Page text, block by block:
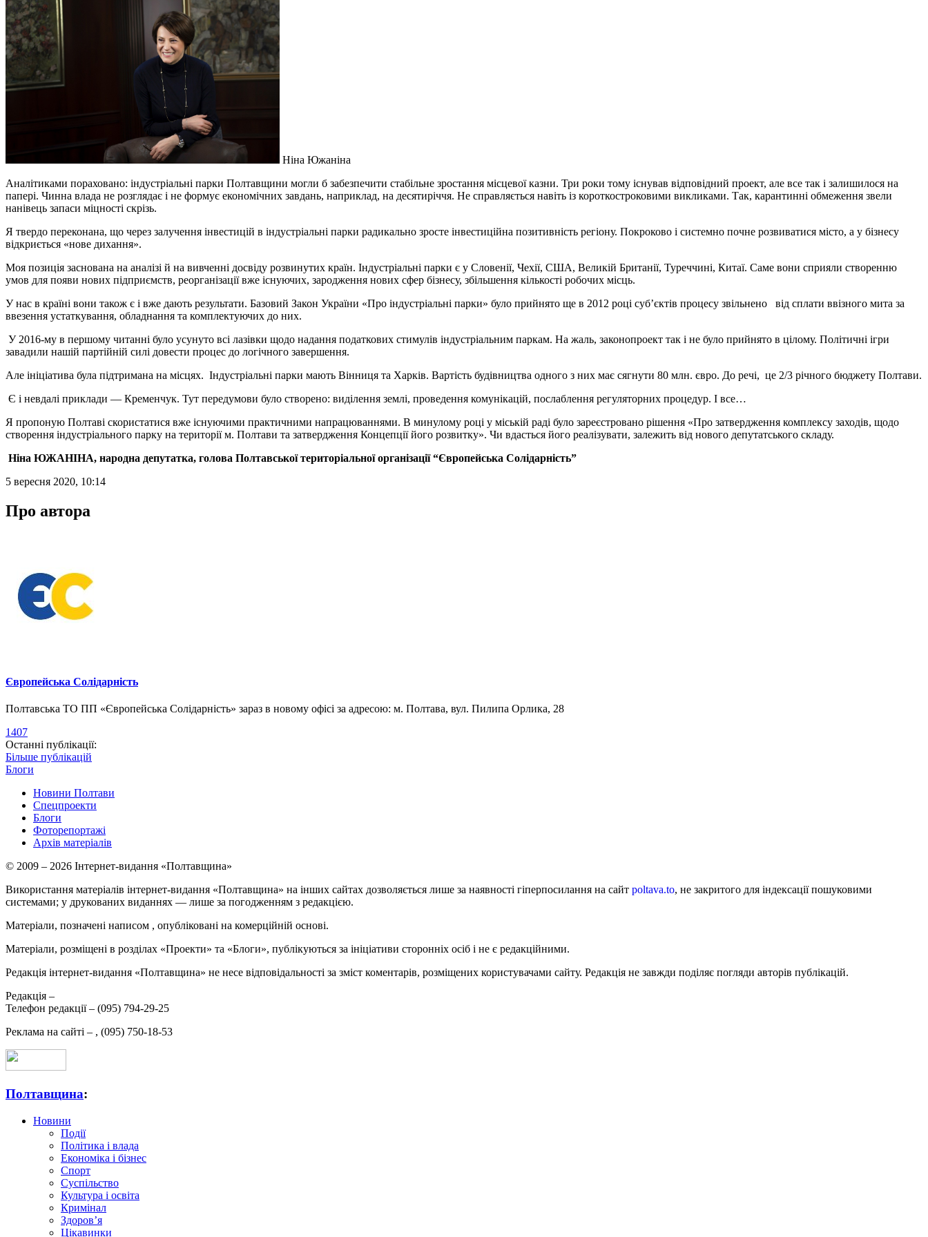
Ніна Южаніна
Аналітиками пораховано: індустріальні парки Полтавщини могли б забезпечити стабільне зростання місцевої казни. Три роки тому існував відповідний проект, але все так і залишилося на
папері. Чинна влада не розглядає і не формує економічних завдань, наприклад, на десятиріччя. Не справляється навіть із короткостроковими викликами. Так, карантинні обмеження звели
нанівець запаси міцності скрізь.
Я твердо переконана, що через залучення інвестицій в індустріальні парки радикально зросте інвестиційна позитивність регіону. Покроково і системно почне розвиватися місто, а у бізнесу
відкриється «нове дихання».
Моя позиція заснована на аналізі й на вивченні досвіду розвинутих країн. Індустріальні парки є у Словенії, Чехії, США, Великій Британії, Туреччині, Китаї. Саме вони сприяли створенню
умов для появи нових підприємств, реорганізації вже існуючих, зародження нових сфер бізнесу, збільшення кількості робочих місць.
У нас в країні вони також є і вже дають результати. Базовий Закон України «Про індустріальні парки» було прийнято ще в 2012 році суб’єктів процесу звільнено від сплати ввізного мита за
ввезення устаткування, обладнання та комплектуючих до них.
У 2016-му в першому читанні було усунуто всі лазівки щодо надання податкових стимулів індустріальним паркам. На жаль, законопроект так і не було прийнято в цілому. Політичні ігри
завадили нашій партійній силі довести процес до логічного завершення.
Але ініціатива була підтримана на місцях. Індустріальні парки мають Вінниця та Харків. Вартість будівництва одного з них має сягнути 80 млн. євро. До речі, це 2/3 річного бюджету Полтави.
Є і невдалі приклади — Кременчук. Тут передумови було створено: виділення землі, проведення комунікацій, послаблення регуляторних процедур. І все…
Я пропоную Полтаві скористатися вже існуючими практичними напрацюваннями. В минулому році у міській раді було зареєстровано рішення «Про затвердження комплексу заходів, щодо
створення індустріального парку на території м. Полтави та затвердження Концепції його розвитку». Чи вдасться його реалізувати, залежить від нового депутатського складу.
Ніна ЮЖАНІНА, народна депутатка, голова Полтавської територіальної організації “Європейська Солідарність”
5 вересня 2020, 10:14
Про автора
Європейська Солідарність
Полтавська ТО ПП «Європейська Солідарність» зараз в новому офісі за адресою: м. Полтава, вул. Пилипа Орлика, 28
1407
Останні публікації:
Більше публікацій
Блоги
Новини Полтави
Спецпроекти
Блоги
Фоторепортажі
Архів матеріалів
© 2009 – 2026 Інтернет-видання «Полтавщина»
Використання матеріалів інтернет-видання «Полтавщина» на інших сайтах дозволяється лише за наявності гіперпосилання на сайт poltava.to, не закритого для індексації пошуковими
системами; у друкованих виданнях — лише за погодженням з редакцією.
Матеріали, позначені написом , опубліковані на комерційній основі.
Матеріали, розміщені в розділах «Проекти» та «Блоги», публікуються за ініціативи сторонніх осіб і не є редакційними.
Редакція інтернет-видання «Полтавщина» не несе відповідальності за зміст коментарів, розміщених користувачами сайту. Редакція не завжди поділяє погляди авторів публікацій.
Редакція –
Телефон редакції – (095) 794-29-25
Реклама на сайті – , (095) 750-18-53
Полтавщина:
Новини
Події
Політика і влада
Економіка і бізнес
Спорт
Суспільство
Культура і освіта
Кримінал
Здоров’я
Цікавинки